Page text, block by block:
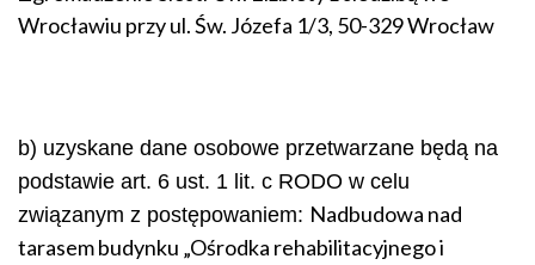
Wrocławiu przy ul. Św. Józefa 1/3, 50-329 Wrocław
b) uzyskane dane osobowe przetwarzane będą na
podstawie art. 6 ust. 1 lit. c RODO w celu
związanym z postępowaniem: Nadbudowa nad
tarasem budynku „Ośrodka rehabilitacyjnego i